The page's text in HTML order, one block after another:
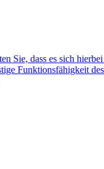
Sie, dass es sich
Funktionsfähigkeit